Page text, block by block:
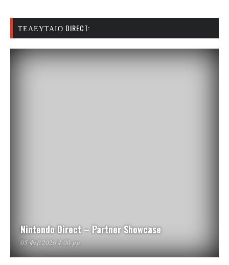
ΤΕΛΕΥΤΑΊΟ DIRECT:
Nintendo Direct – Partner Showcase
05 Φεβ 2026 4:00 μμ